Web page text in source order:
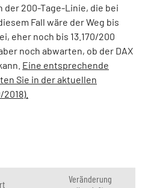
der 200-Tage-Linie, die bei
Fall wäre der Weg bis
eher noch bis 13.170/200
noch abwarten, ob der DAX
Eine entsprechende
Sie in der aktuellen
Veränderung